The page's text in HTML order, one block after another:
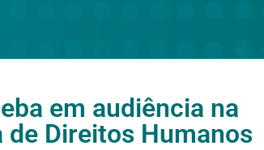
em audiência na
Direitos Humanos